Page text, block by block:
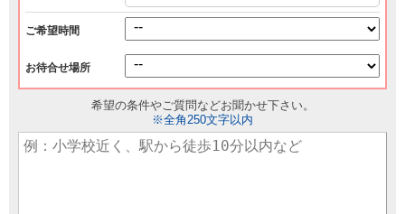
ご希望時間
お待合せ場所
希望の条件やご質問などお聞かせ下さい。
※全角250文字以内